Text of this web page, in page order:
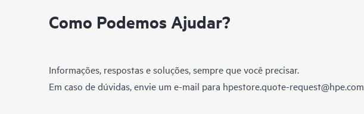
Como Podemos Ajudar?
Informações, respostas e soluções, sempre que você precisar.
Em caso de dúvidas, envie um e-mail para hpestore.quote-request@hpe.com